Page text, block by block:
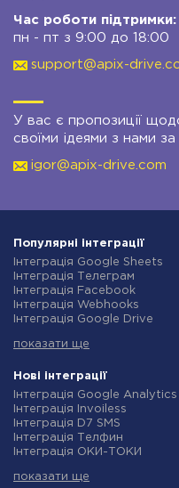
Час роботи підтримки:
пн - пт з 9:00 до 18:00
support@apix-
У вас є пропозиції
своїми ідеями з нами
igor@apix-drive.com
Популярні інтеграції
Інтеграція Google Sheets
Інтеграція Телеграм
Інтеграція Facebook
Інтеграція Webhooks
Інтеграція Google Drive
Інтеграція Gmail
Інтеграція Rozetka
Інтеграція OpenAI
Інтеграція Binotel
Інтеграція Prom
Інтеграція Приват24
Інтеграція OLX
Інтеграція SendPulse
показати ще
Нові інтеграції
Інтеграція Google
Інтеграція Invoiless
Інтеграція D7 SMS
Інтеграція Телфин
Інтеграція ОКИ-ТОКИ
Інтеграція Microsoft
показати ще